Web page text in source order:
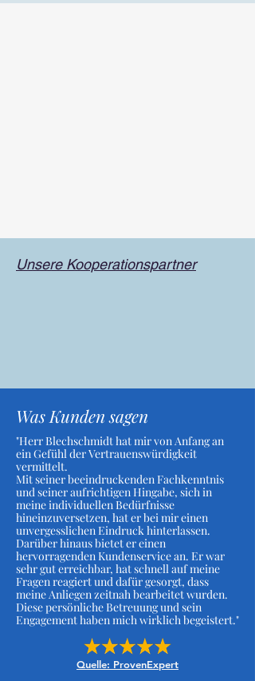
Unsere Kooperationspartner
Was Kunden sagen
"Herr Blechschmidt hat mir von Anfang an
ein Gefühl der Vertrauenswürdigkeit
vermittelt.
Mit seiner beeindruckenden Fachkenntnis
und seiner aufrichtigen Hingabe, sich in
meine individuellen Bedürfnisse
hineinzuversetzen, hat er bei mir einen
unvergesslichen Eindruck hinterlassen.
Darüber hinaus bietet er einen
hervorragenden Kundenservice an. Er war
sehr gut erreichbar, hat schnell auf meine
Fragen reagiert und dafür gesorgt, dass
meine Anliegen zeitnah bearbeitet wurden.
Diese persönliche Betreuung und sein
Engagement haben mich wirklich begeistert."
Quelle: ProvenExpert